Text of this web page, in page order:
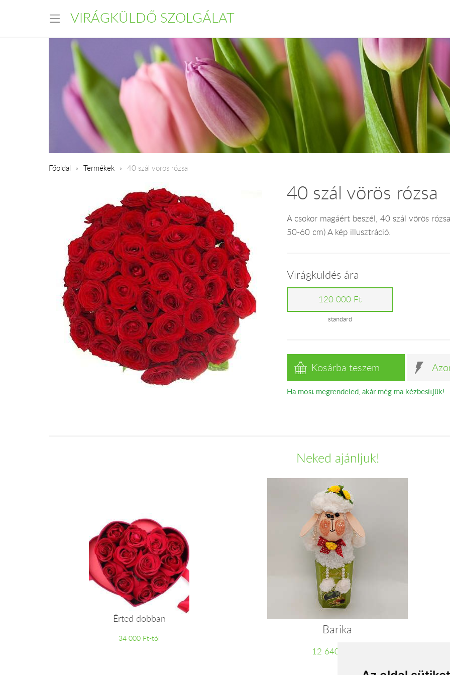
VIRÁGKÜLDŐ SZOLGÁLAT
Főoldal Termékek 40 szál vörös rózsa
40 szál vörös rózsa
A csokor magáért beszél, 40 szál vörös
50-60 cm) A kép illusztráció.
Virágküldés ára
120 000 Ft
standard
Kosárba teszem
Ha most megrendeled, akár még ma kézbesítjük!
Neked ajánljuk!
Érted dobban
34 000 Ft-tól
Barika
12 640 Ft-tól